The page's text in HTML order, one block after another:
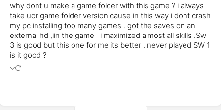
why dont u make a game folder with this game ? i always
take uor game folder version cause in this way i dont crash
my pc installing too many games . got the saves on an
external hd ,iin the game i maximized almost all skills .Sw
3 is good but this one for me its better . never played SW 1
is it good ?